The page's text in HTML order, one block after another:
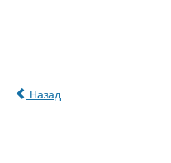
Назад